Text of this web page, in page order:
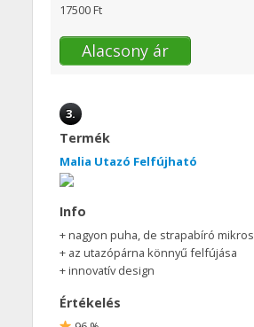
17500 Ft
Alacsony ár
3.
Termék
Malia Utazó Felfújható
Info
+ nagyon puha, de strapabíró
+ az utazópárna könnyű felfújása
+ innovatív design
Értékelés